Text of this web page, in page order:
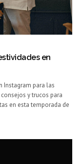
en
Instagram para las
y trucos para
en esta temporada de